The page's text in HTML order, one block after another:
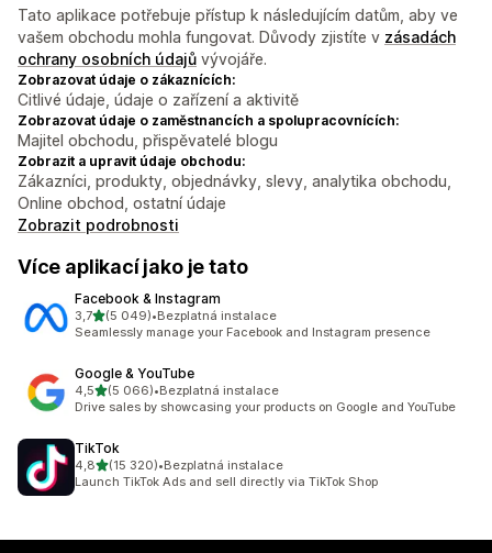
Tato aplikace potřebuje přístup k následujícím datům, aby ve
vašem obchodu mohla fungovat. Důvody zjistíte v zásadách
ochrany osobních údajů vývojáře.
Zobrazovat údaje o zákaznících:
Citlivé údaje, údaje o zařízení a aktivitě
Zobrazovat údaje o zaměstnancích a spolupracovnících:
Majitel obchodu, přispěvatelé blogu
Zobrazit a upravit údaje obchodu:
Zákazníci, produkty, objednávky, slevy, analytika obchodu,
Online obchod, ostatní údaje
Zobrazit podrobnosti
Více aplikací jako je tato
Facebook & Instagram
3,7z 5 hvězd
(5 049)
Celkový počet recenzí: 5049
•Bezplatná instalace
Seamlessly manage your Facebook and Instagram presence
Google & YouTube
4,5z 5 hvězd
(5 066)
Celkový počet recenzí: 5066
•Bezplatná instalace
Drive sales by showcasing your products on Google and YouTube
TikTok
4,8z 5 hvězd
(15 320)
Celkový počet recenzí: 15320
•Bezplatná instalace
Launch TikTok Ads and sell directly via TikTok Shop